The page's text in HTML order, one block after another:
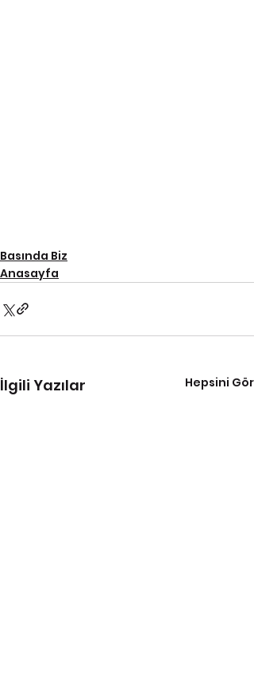
Basında Biz
Anasayfa
İlgili Yazılar Hepsini Gör